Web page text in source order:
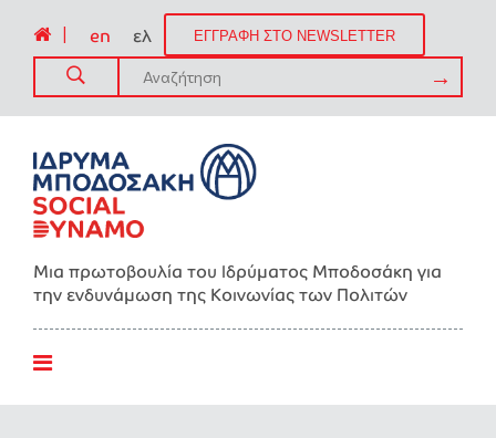
en ελ ΕΓΓΡΑΦΗ ΣΤΟ NEWSLETTER
Μια πρωτοβουλία του Ιδρύματος Μποδοσάκη για
την ενδυνάμωση της Kοινωνίας των Πολιτών